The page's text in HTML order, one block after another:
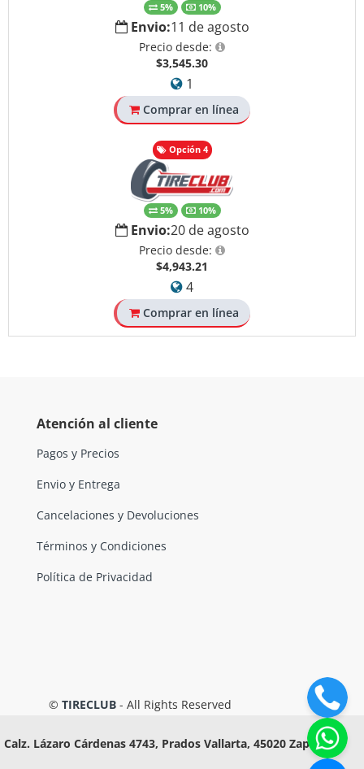
5% 10%
Envio:11 de agosto
Precio desde:
$3,545.30
1
Comprar en línea
Opción 4
5% 10%
Envio:20 de agosto
Precio desde:
$4,943.21
4
Comprar en línea
Atención al cliente
Pagos y Precios
Envio y Entrega
Cancelaciones y Devoluciones
Términos y Condiciones
Política de Privacidad
© TIRECLUB - All Rights Reserved
Calz. Lázaro Cárdenas 4743, Prados Vallarta, 45020 Zapopan,